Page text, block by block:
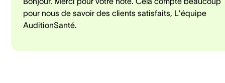
pour nous de savoir des clients satisfaits, L'équipe
AuditionSanté.